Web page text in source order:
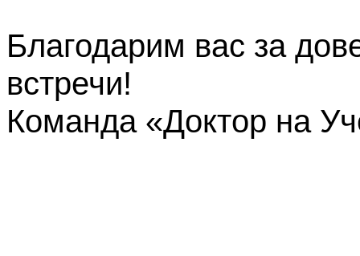
Благодарим вас за
встречи!
Команда «Доктор на